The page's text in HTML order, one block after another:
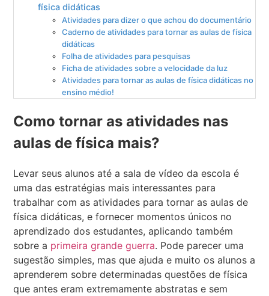
física didáticas
Atividades para dizer o que achou do documentário
Caderno de atividades para tornar as aulas de física
didáticas
Folha de atividades para pesquisas
Ficha de atividades sobre a velocidade da luz
Atividades para tornar as aulas de física didáticas no
ensino médio!
Como tornar as atividades nas
aulas de física mais?
Levar seus alunos até a sala de vídeo da escola é
uma das estratégias mais interessantes para
trabalhar com as atividades para tornar as aulas de
física didáticas, e fornecer momentos únicos no
aprendizado dos estudantes, aplicando também
sobre a primeira grande guerra. Pode parecer uma
sugestão simples, mas que ajuda e muito os alunos a
aprenderem sobre determinadas questões de física
que antes eram extremamente abstratas e sem